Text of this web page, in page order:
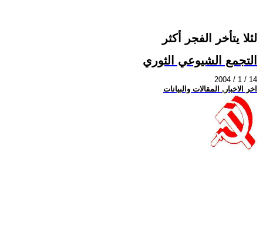
لئلا يتأخر الفجر أكثر
التجمع الشيوعي الثوري
2004 / 1 / 14
اخر الاخبار, المقالات والبيانات